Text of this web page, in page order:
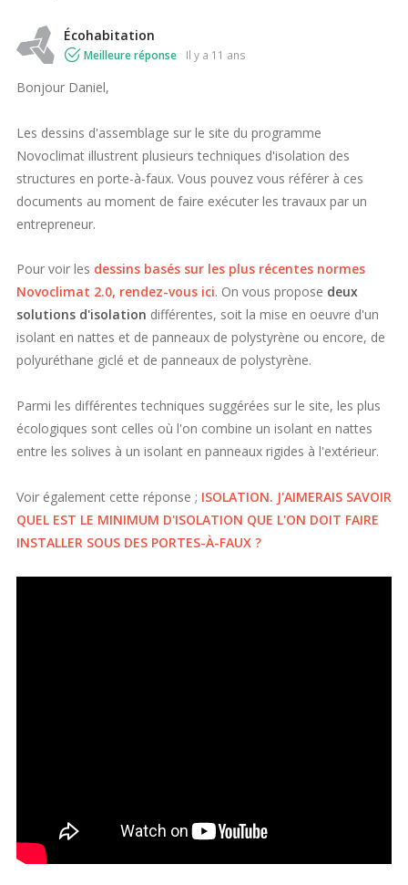
Écohabitation
Meilleure réponse il y a 11 ans
Bonjour Daniel,
Les dessins d'assemblage sur le site du programme
Novoclimat illustrent plusieurs techniques d'isolation des
structures en porte-à-faux. Vous pouvez vous référer à ces
documents au moment de faire exécuter les travaux par un
entrepreneur.
Pour voir les dessins basés sur les plus récentes normes
Novoclimat 2.0, rendez-vous ici. On vous propose deux
solutions d'isolation différentes, soit la mise en oeuvre d'un
isolant en nattes et de panneaux de polystyrène ou encore, de
polyuréthane giclé et de panneaux de polystyrène.
Parmi les différentes techniques suggérées sur le site, les plus
écologiques sont celles où l'on combine un isolant en nattes
entre les solives à un isolant en panneaux rigides à l'extérieur.
Voir également cette réponse ; ISOLATION. J'AIMERAIS SAVOIR
QUEL EST LE MINIMUM D'ISOLATION QUE L'ON DOIT FAIRE
INSTALLER SOUS DES PORTES-À-FAUX ?